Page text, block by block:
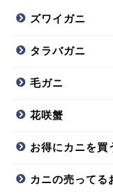
ズワイガニ
タラバガニ
毛ガニ
花咲蟹
お得にカニを買
カニの売ってる